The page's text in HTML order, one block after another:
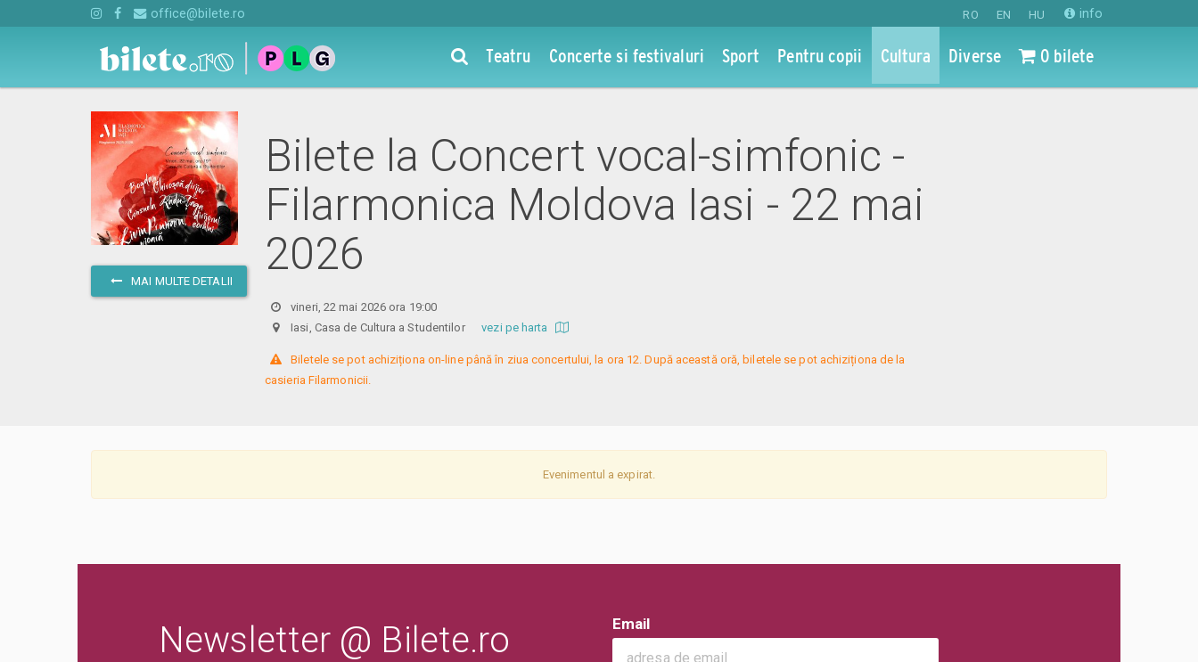
RO EN HU info
office@bilete.ro
Teatru Concerte si festivaluri Sport Pentru copii Cultura Diverse 0 bilete
MAI MULTE DETALII
Bilete la Concert vocal-simfonic -
Filarmonica Moldova Iasi - 22 mai
2026
vineri, 22 mai 2026 ora 19:00
Iasi, Casa de Cultura a Studentilorvezi pe harta
Biletele se pot achiziționa on-line până în ziua concertului, la ora 12. După această oră, biletele se pot achiziționa de la
casieria Filarmonicii.
Evenimentul a expirat.
Newsletter @ Bilete.ro Email